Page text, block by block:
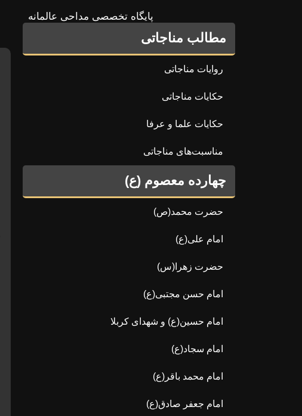
پایگاه تخصصی مداحی عالمانه
مطالب مناجاتی
روایات مناجاتی
حکایات مناجاتی
حکایات علما و عرفا
مناسبت‌های مناجاتی
چهارده معصوم (ع)
حضرت محمد(ص)
امام علی(ع)
حضرت زهرا(س)
امام حسن مجتبی(ع)
امام حسین(ع) و شهدای کربلا
امام سجاد(ع)
امام محمد باقر(ع)
امام جعفر صادق(ع)